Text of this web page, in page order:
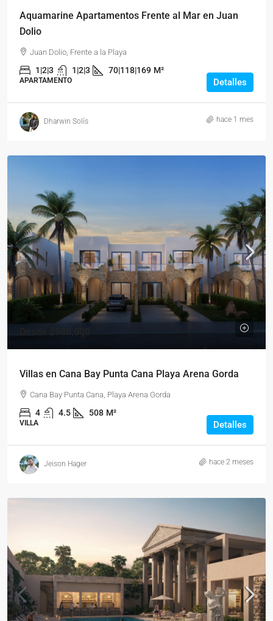
Aquamarine Apartamentos Frente al Mar en Juan
Dolio
Juan Dolio, Frente a la Playa
1|2|3 1|2|3 70|118|169 M²
APARTAMENTO Detalles
Dharwin Solís hace 1 mes
Villas en Cana Bay Punta Cana Playa Arena Gorda
Cana Bay Punta Cana, Playa Arena Gorda
4 4.5 508 M²
VILLA Detalles
Jeison Hager hace 2 meses